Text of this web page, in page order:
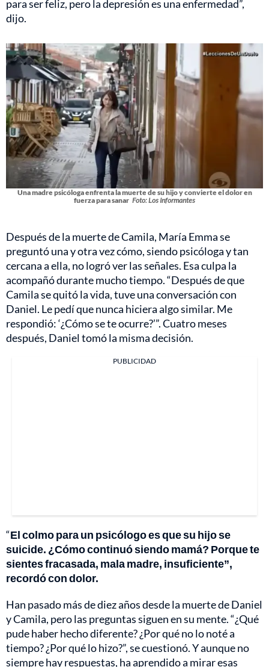
para ser feliz, pero la depresión es una enfermedad”,
dijo.
Una madre psicóloga enfrenta la muerte de su hijo y convierte el dolor en
fuerza para sanar Foto: Los Informantes
Después de la muerte de Camila, María Emma se
preguntó una y otra vez cómo, siendo psicóloga y tan
cercana a ella, no logró ver las señales. Esa culpa la
acompañó durante mucho tiempo. “Después de que
Camila se quitó la vida, tuve una conversación con
Daniel. Le pedí que nunca hiciera algo similar. Me
respondió: ‘¿Cómo se te ocurre?’”. Cuatro meses
después, Daniel tomó la misma decisión.
PUBLICIDAD
“El colmo para un psicólogo es que su hijo se
suicide. ¿Cómo continuó siendo mamá? Porque te
sientes fracasada, mala madre, insuficiente”,
recordó con dolor.
Han pasado más de diez años desde la muerte de Daniel
y Camila, pero las preguntas siguen en su mente. “¿Qué
pude haber hecho diferente? ¿Por qué no lo noté a
tiempo? ¿Por qué lo hizo?”, se cuestionó. Y aunque no
siempre hay respuestas, ha aprendido a mirar esas